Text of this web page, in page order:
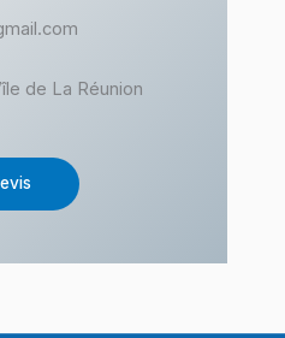
de La Réunion